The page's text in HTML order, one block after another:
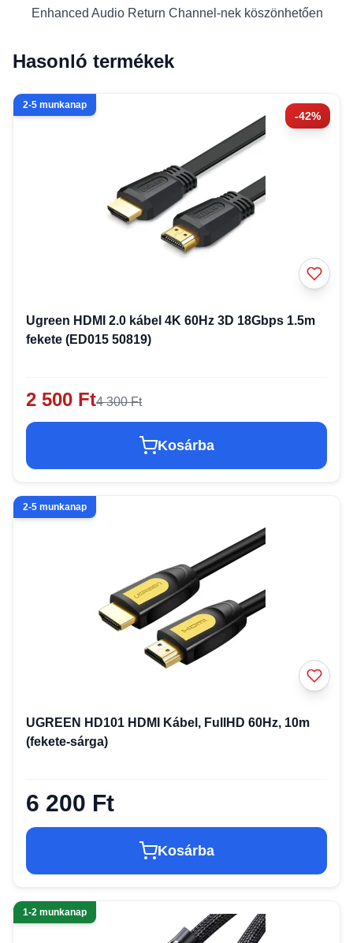
Enhanced Audio Return Channel-nek köszönhetően
Hasonló termékek
-42%
2-5 munkanap
Ugreen HDMI 2.0 kábel 4K 60Hz 3D 18Gbps 1.5m
fekete (ED015 50819)
2 500 Ft4 300 Ft
Kosárba
2-5 munkanap
UGREEN HD101 HDMI Kábel, FullHD 60Hz, 10m
(fekete-sárga)
6 200 Ft
Kosárba
1-2 munkanap